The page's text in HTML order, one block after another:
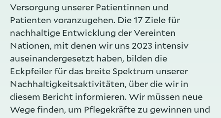
Versorgung unserer Patientinnen und
Patienten voranzugehen. Die 17 Ziele für
nachhaltige Entwicklung der Vereinten
Nationen, mit denen wir uns 2023 intensiv
auseinandergesetzt haben, bilden die
Eckpfeiler für das breite Spektrum unserer
Nachhaltigkeitsaktivitäten, über die wir in
diesem Bericht informieren. Wir müssen neue
Wege finden, um Pflegekräfte zu gewinnen und